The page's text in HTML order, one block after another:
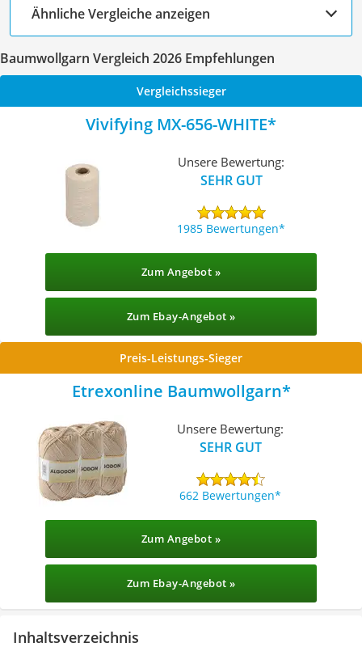
Ähnliche Vergleiche anzeigen
Baumwollgarn Vergleich 2026 Empfehlungen
Vergleichssieger
Vivifying MX-656-WHITE
Unsere Bewertung:
SEHR GUT
1985 Bewertungen
Zum Angebot »
Zum Ebay-Angebot »
Preis-Leistungs-Sieger
Etrexonline Baumwollgarn
Unsere Bewertung:
SEHR GUT
662 Bewertungen
Zum Angebot »
Zum Ebay-Angebot »
Inhaltsverzeichnis